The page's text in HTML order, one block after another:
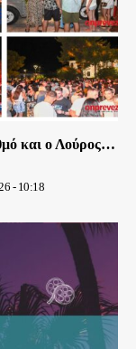
και ο Λούρος…
- 10:18